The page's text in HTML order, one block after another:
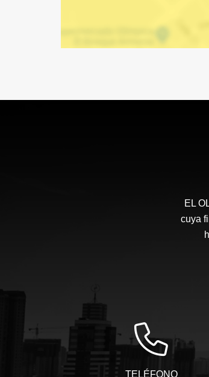
EL
cuya
TELÉFONO